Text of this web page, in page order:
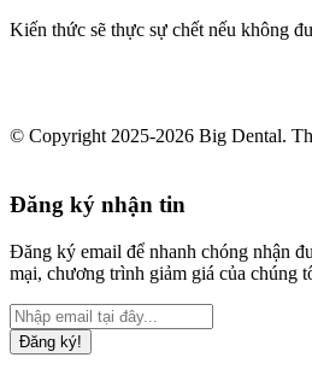
Kiến thức sẽ thực sự chết nếu không
© Copyright 2025-2026 Big Dental.
Đăng ký nhận tin
Đăng ký email để nhanh chóng nhận
mại, chương trình giảm giá của chúng
Đăng ký!